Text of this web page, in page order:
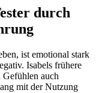
durch
ist emotional stark
Isabels frühere
Gefühlen auch
mit der Nutzung